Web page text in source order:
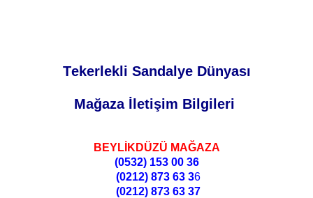
Tekerlekli Sandalye Dünyası
Mağaza İletişim Bilgileri
BEYLİKDÜZÜ MAĞAZA
(0532)153 00 36
(0212)873 63 36
(0212)873 63 37